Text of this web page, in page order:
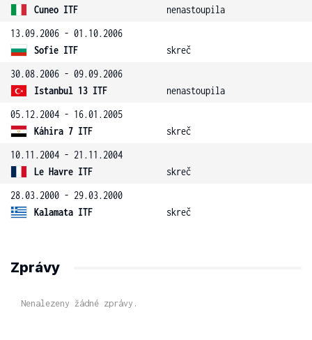
Cuneo ITF
nenastoupila
13.09.2006 - 01.10.2006
Sofie ITF
skreč
30.08.2006 - 09.09.2006
Istanbul 13 ITF
nenastoupila
05.12.2004 - 16.01.2005
Káhira 7 ITF
skreč
10.11.2004 - 21.11.2004
Le Havre ITF
skreč
28.03.2000 - 29.03.2000
Kalamata ITF
skreč
Zprávy
Nenalezeny žádné zprávy.